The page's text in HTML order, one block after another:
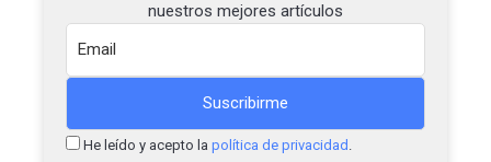
nuestros mejores artículos
He leído y acepto la política de privacidad .